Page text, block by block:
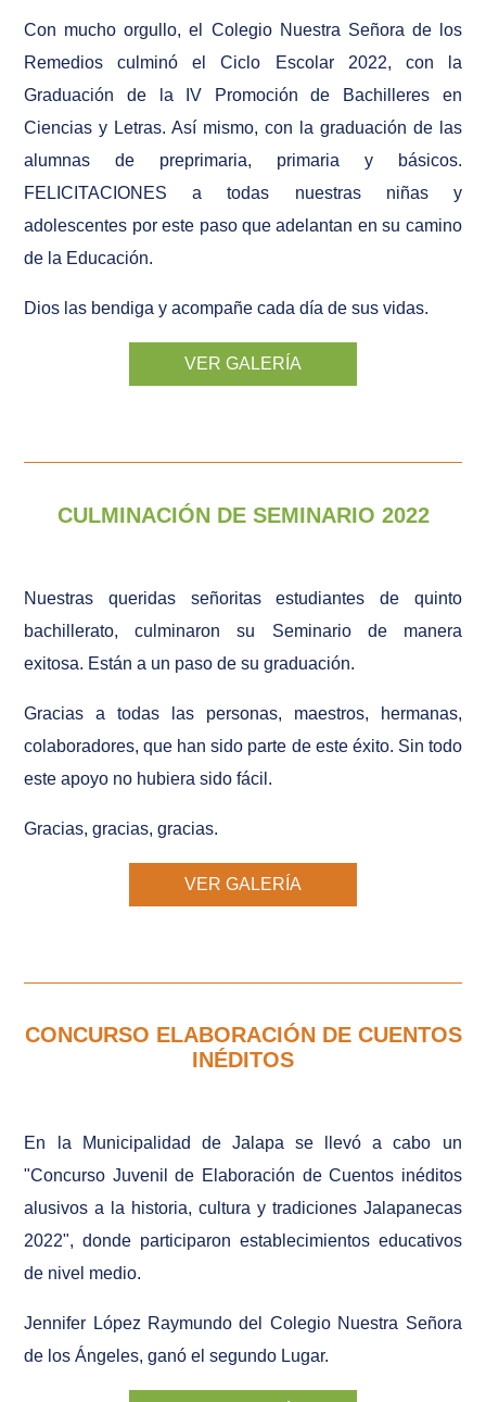
Con mucho orgullo, el Colegio Nuestra Señora de los
Remedios culminó el Ciclo Escolar 2022, con la
Graduación de la IV Promoción de Bachilleres en
Ciencias y Letras. Así mismo, con la graduación de las
alumnas de preprimaria, primaria y básicos.
FELICITACIONES a todas nuestras niñas y
adolescentes por este paso que adelantan en su camino
de la Educación.
Dios las bendiga y acompañe cada día de sus vidas.
VER GALERÍA
CULMINACIÓN DE SEMINARIO 2022
Nuestras queridas señoritas estudiantes de quinto
bachillerato, culminaron su Seminario de manera
exitosa. Están a un paso de su graduación.
Gracias a todas las personas, maestros, hermanas,
colaboradores, que han sido parte de este éxito. Sin todo
este apoyo no hubiera sido fácil.
Gracias, gracias, gracias.
VER GALERÍA
CONCURSO ELABORACIÓN DE CUENTOS
INÉDITOS
En la Municipalidad de Jalapa se llevó a cabo un
"Concurso Juvenil de Elaboración de Cuentos inéditos
alusivos a la historia, cultura y tradiciones Jalapanecas
2022", donde participaron establecimientos educativos
de nivel medio.
Jennifer López Raymundo del Colegio Nuestra Señora
de los Ángeles, ganó el segundo Lugar.